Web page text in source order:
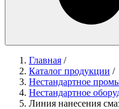
Главная /
Каталог продукции /
Нестандартное
Нестандартное
Линия нанесения